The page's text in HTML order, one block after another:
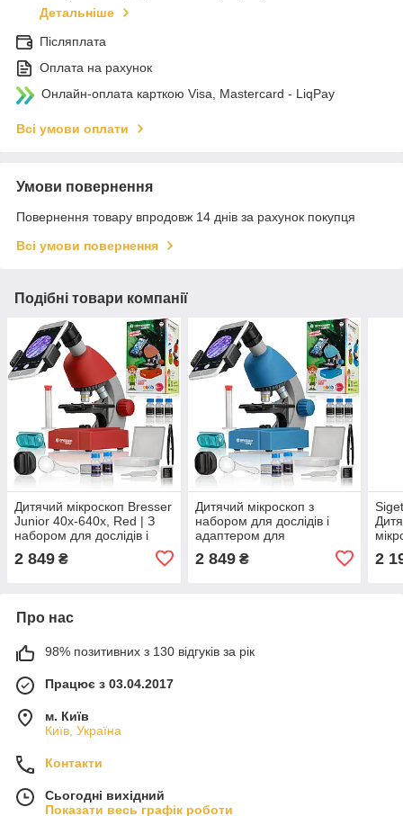
Детальніше
Післяплата
Оплата на рахунок
Онлайн-оплата карткою Visa, Mastercard - LiqPay
Всі умови оплати
Умови повернення
Повернення товару впродовж 14 днів за рахунок покупця
Всі умови повернення
Подібні товари компанії
Дитячий мікроскоп Bresser
Junior 40x-640x, Red | З
набором для дослідів і
смартфону | Для
2 849 ₴
Дитячий мікроскоп з
набором для дослідів і
адаптером для
смартфону Bresser Junior
40x-640x (Blue)
2 849₴ 2
Про нас
98% позитивних з 130 відгуків за рік
Працює з 03.04.2017
м. Київ
Київ, Україна
Контакти
Сьогодні вихідний
Показати весь графік роботи